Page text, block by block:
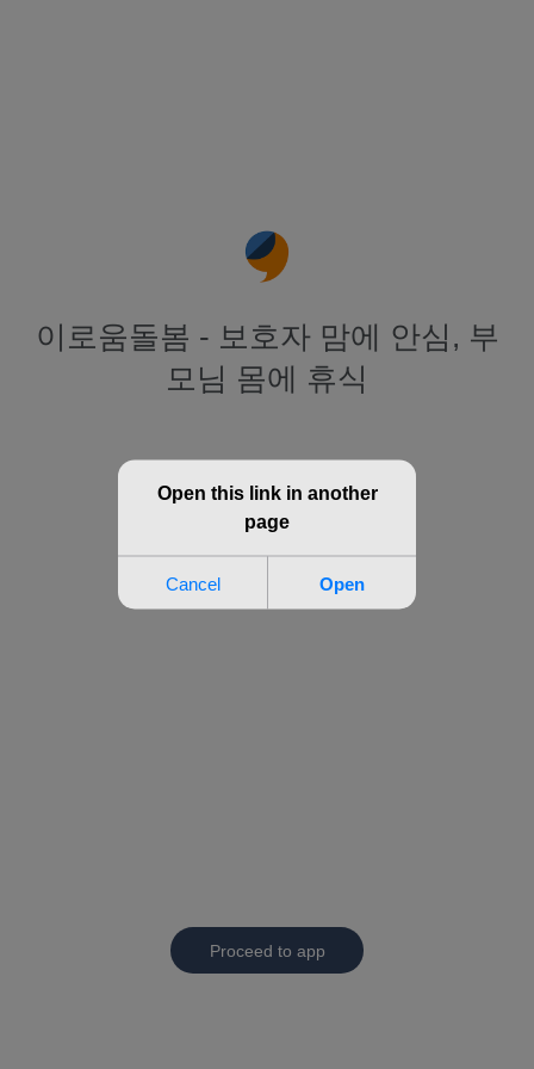
이로움돌봄 - 보호자 맘에 안심, 부
모님 몸에 휴식
Proceed to app